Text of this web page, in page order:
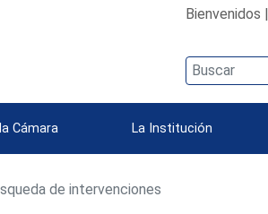
Bienvenidos |
Cámara La Institución
de intervenciones